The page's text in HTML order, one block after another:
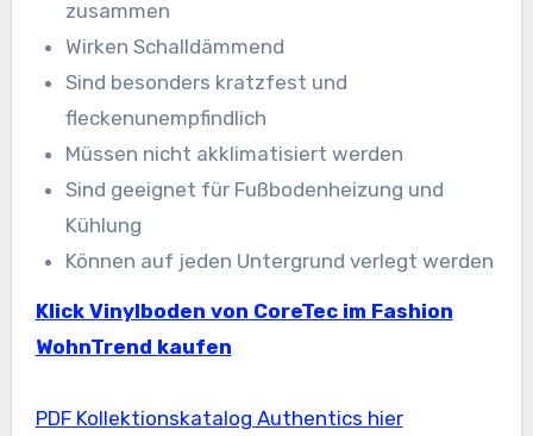
zusammen
Wirken Schalldämmend
Sind besonders kratzfest und
fleckenunempfindlich
Müssen nicht akklimatisiert werden
Sind geeignet für Fußbodenheizung und
Kühlung
Können auf jeden Untergrund verlegt werden
Klick Vinylboden von CoreTec im Fashion
WohnTrend kaufen
PDF Kollektionskatalog Authentics hier